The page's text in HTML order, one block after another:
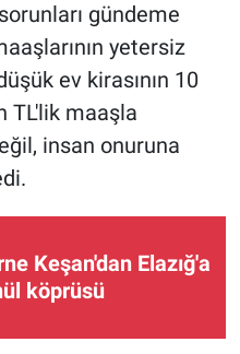
gündeme
yetersiz
ev kirasının 10
TL'lik maaşla
insan onuruna
Keşan'dan Elazığ'a
köprüsü